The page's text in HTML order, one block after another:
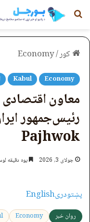
لټون
کور/
Economy
Economy
Kabul
معاون اقتصادی
رئیس‌جمهور
Pajhwok
جولای 3, 2026 یوه دقیقه
پښتودریEnglish
روان خبر Economy